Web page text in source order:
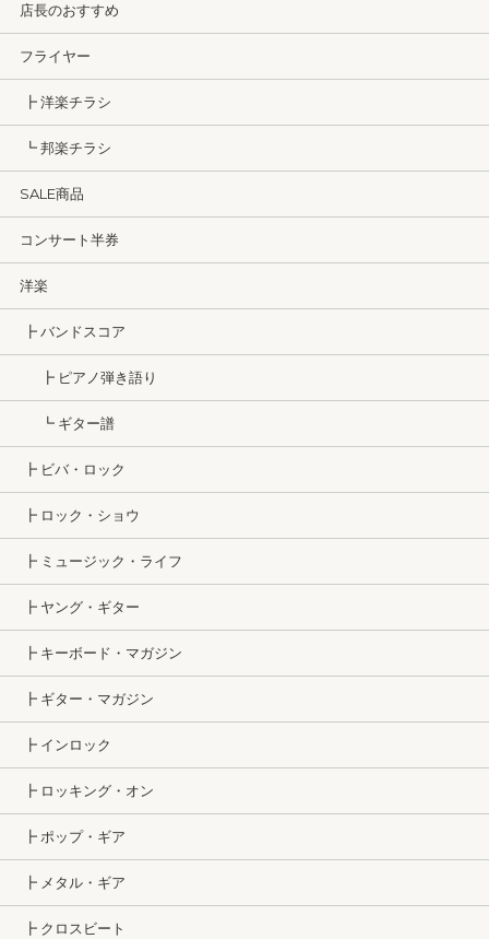
店長のおすすめ
フライヤー
┣ 洋楽チラシ
┗ 邦楽チラシ
SALE商品
コンサート半券
洋楽
┣ バンドスコア
┣ ピアノ弾き語り
┗ ギター譜
┣ ビバ・ロック
┣ ロック・ショウ
┣ ミュージック・ライフ
┣ ヤング・ギター
┣ キーボード・マガジン
┣ ギター・マガジン
┣ インロック
┣ ロッキング・オン
┣ ポップ・ギア
┣ メタル・ギア
┣ クロスビート